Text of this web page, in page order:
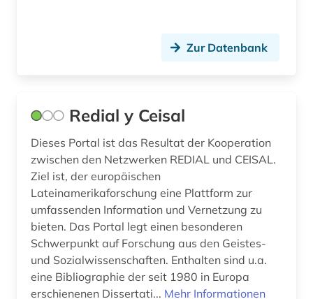
Zur Datenbank
Redial y Ceisal
Dieses Portal ist das Resultat der Kooperation
zwischen den Netzwerken REDIAL und CEISAL.
Ziel ist, der europäischen
Lateinamerikaforschung eine Plattform zur
umfassenden Information und Vernetzung zu
bieten. Das Portal legt einen besonderen
Schwerpunkt auf Forschung aus den Geistes-
und Sozialwissenschaften. Enthalten sind u.a.
eine Bibliographie der seit 1980 in Europa
erschienenen Dissertati... Mehr Informationen